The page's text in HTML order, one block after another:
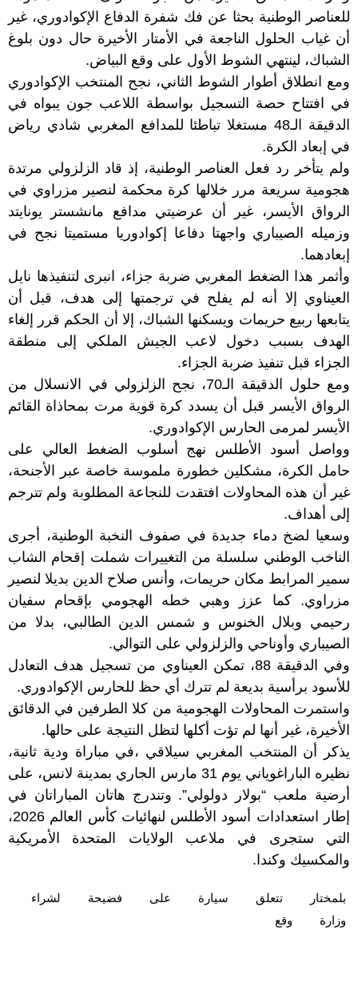
للعناصر الوطنية بحثا عن فك شفرة الدفاع الإكوادوري، غير
أن غياب الحلول الناجعة في الأمتار الأخيرة حال دون بلوغ
الشباك، لينتهي الشوط الأول على وقع البياض.
ومع انطلاق أطوار الشوط الثاني، نجح المنتخب الإكوادوري
في افتتاح حصة التسجيل بواسطة اللاعب جون يبواه في
الدقيقة الـ48 مستغلا تباطئا للمدافع المغربي شادي رياض
في إبعاد الكرة.
ولم يتأخر رد فعل العناصر الوطنية، إذ قاد الزلزولي مرتدة
هجومية سريعة مرر خلالها كرة محكمة لنصير مزراوي في
الرواق الأيسر، غير أن عرضيتي مدافع مانشستر يونايتد
وزميله الصيباري واجهتا دفاعا إكوادوريا مستميتا نجح في
إبعادهما.
وأثمر هذا الضغط المغربي ضربة جزاء، انبرى لتنفيذها نايل
العيناوي إلا أنه لم يفلح في ترجمتها إلى هدف، قبل أن
يتابعها ربيع حريمات ويسكنها الشباك، إلا أن الحكم قرر إلغاء
الهدف بسبب دخول لاعب الجيش الملكي إلى منطقة
الجزاء قبل تنفيذ ضربة الجزاء.
ومع حلول الدقيقة الـ70، نجح الزلزولي في الانسلال من
الرواق الأيسر قبل أن يسدد كرة قوية مرت بمحاذاة القائم
الأيسر لمرمى الحارس الإكوادوري.
وواصل أسود الأطلس نهج أسلوب الضغط العالي على
حامل الكرة، مشكلين خطورة ملموسة خاصة عبر الأجنحة،
غير أن هذه المحاولات افتقدت للنجاعة المطلوبة ولم تترجم
إلى أهداف.
وسعيا لضخ دماء جديدة في صفوف النخبة الوطنية، أجرى
الناخب الوطني سلسلة من التغييرات شملت إقحام الشاب
سمير المرابط مكان حريمات، وأنس صلاح الدين بديلا لنصير
مزراوي. كما عزز وهبي خطه الهجومي بإقحام سفيان
رحيمي وبلال الخنوس و شمس الدين الطالبي، بدلا من
الصيباري وأوناحي والزلزولي على التوالي.
وفي الدقيقة 88، تمكن العيناوي من تسجيل هدف التعادل
للأسود برأسية بديعة لم تترك أي حظ للحارس الإكوادوري.
واستمرت المحاولات الهجومية من كلا الطرفين في الدقائق
الأخيرة، غير أنها لم تؤت أكلها لتظل النتيجة على حالها.
يذكر أن المنتخب المغربي سيلاقي ،في مباراة ودية ثانية،
نظيره الباراغوياني يوم 31 مارس الجاري بمدينة لانس، على
أرضية ملعب “بولار دولولي”. وتندرج هاتان المباراتان في
إطار استعدادات أسود الأطلس لنهائيات كأس العالم 2026،
التي ستجرى في ملاعب الولايات المتحدة الأمريكية
والمكسيك وكندا.
بلمختار تتعلق سيارة على فضيحة
لشراء
وزارة
وقع